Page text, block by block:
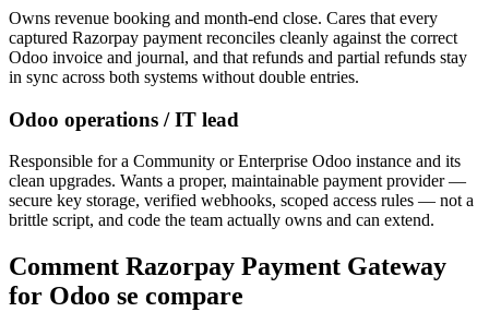
Owns revenue booking and month-end close. Cares that every
captured Razorpay payment reconciles cleanly against the correct
Odoo invoice and journal, and that refunds and partial refunds stay
in sync across both systems without double entries.
Odoo operations / IT lead
Responsible for a Community or Enterprise Odoo instance and its
clean upgrades. Wants a proper, maintainable payment provider —
secure key storage, verified webhooks, scoped access rules — not a
brittle script, and code the team actually owns and can extend.
Comment Razorpay Payment Gateway
for Odoo se compare